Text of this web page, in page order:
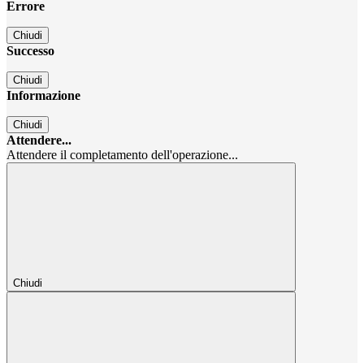
Errore
Chiudi
Successo
Chiudi
Informazione
Chiudi
Attendere...
Attendere il completamento dell'operazione...
Chiudi